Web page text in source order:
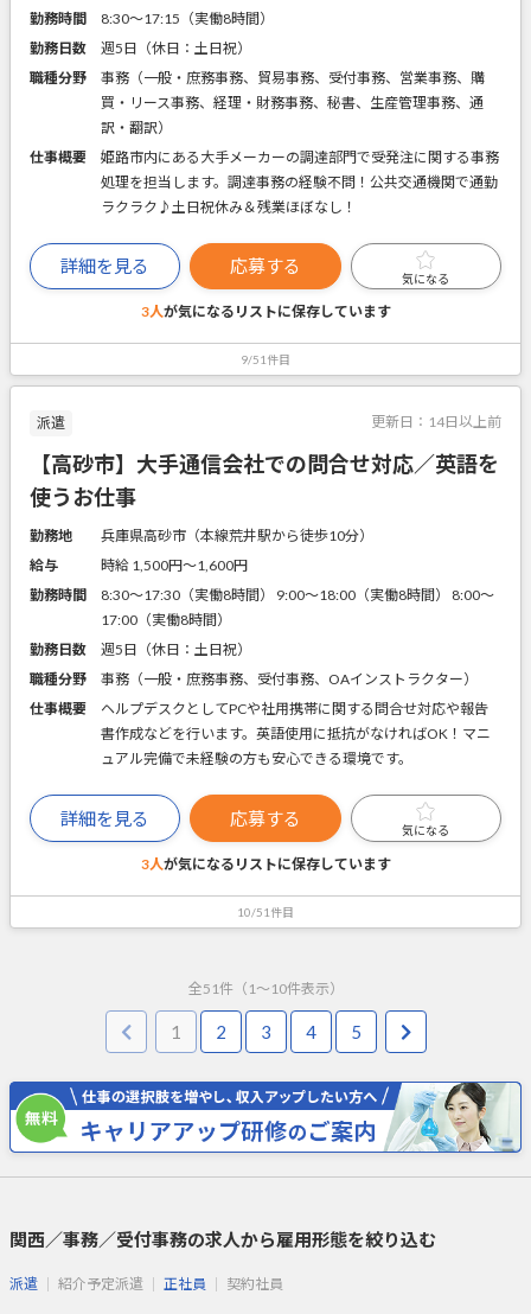
勤務時間
8:30～17:15（実働8時間）
勤務日数
週5日（休日：土日祝）
職種分野
事務（一般・庶務事務、貿易事務、受付事務、営業事務、購
買・リース事務、経理・財務事務、秘書、生産管理事務、通
訳・翻訳）
仕事概要
姫路市内にある大手メーカーの調達部門で受発注に関する事務
処理を担当します。調達事務の経験不問！公共交通機関で通勤
ラクラク♪土日祝休み＆残業ほぼなし！
詳細を見る 応募する
気になる
3人が気になるリストに保存しています
9/51件目
派遣 更新日： 14日以上前
【高砂市】大手通信会社での問合せ対応／英語を
使うお仕事
勤務地
兵庫県高砂市（本線荒井駅から徒歩10分）
給与
時給 1,500円〜1,600円
勤務時間
8:30～17:30（実働8時間） 9:00～18:00（実働8時間） 8:00～
17:00（実働8時間）
勤務日数
週5日（休日：土日祝）
職種分野
事務（一般・庶務事務、受付事務、OAインストラクター）
仕事概要
ヘルプデスクとしてPCや社用携帯に関する問合せ対応や報告
書作成などを行います。英語使用に抵抗がなければOK！マニ
ュアル完備で未経験の方も安心できる環境です。
詳細を見る 応募する
気になる
3人が気になるリストに保存しています
10/51件目
全51件（ 1 ～ 10件表示）
1 2 3 4 5
関西／事務／受付事務の求人から雇用形態を絞り込む
派遣 紹介予定派遣 正社員 契約社員